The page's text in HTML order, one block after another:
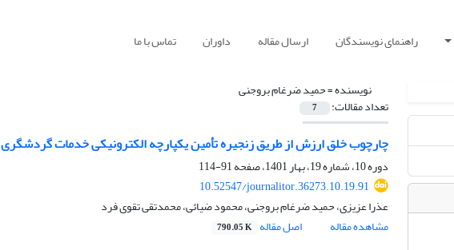
راهنمای نویسندگان ارسال مقاله داوران تماس با ما
نویسنده =حمید ضرغام بروجنی
تعداد مقالات: 7
چارچوب خلق ارزش از طریق زنجیره تأمین یکپارچه الکترونیکی خدمات گردشگری
دوره 10، شماره 19، بهار 1401، صفحه
91-114
10.52547/journalitor.36273.10.19.91
عذرا عزیزی، حمید ضرغام بروجنی، محمود ضیائی، محمدتقی تقوی فرد
مشاهده مقاله
اصل مقاله 790.05 K